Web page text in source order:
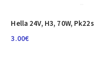
Hella 24V, H3, 70W, Pk22s
3.00€